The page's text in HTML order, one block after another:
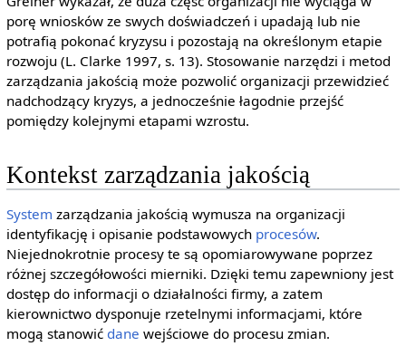
porę wniosków ze swych doświadczeń i upadają lub nie
potrafią pokonać kryzysu i pozostają na określonym etapie
rozwoju (L. Clarke 1997, s. 13). Stosowanie narzędzi i metod
zarządzania jakością może pozwolić organizacji przewidzieć
nadchodzący kryzys, a jednocześnie łagodnie przejść
pomiędzy kolejnymi etapami wzrostu.
Kontekst zarządzania jakością
System zarządzania jakością wymusza na organizacji
identyfikację i opisanie podstawowych procesów.
Niejednokrotnie procesy te są opomiarowywane poprzez
różnej szczegółowości mierniki. Dzięki temu zapewniony jest
dostęp do informacji o działalności firmy, a zatem
kierownictwo dysponuje rzetelnymi informacjami, które
mogą stanowić dane wejściowe do procesu zmian.